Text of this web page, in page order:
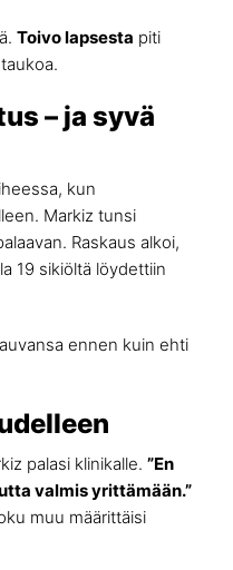
Toivo lapsesta piti
– ja syvä
kun
Markiz tunsi
Raskaus alkoi,
19 sikiöltä löydettiin
ennen kuin ehti
palasi klinikalle. ”En
valmis yrittämään.”
muu määrittäisi